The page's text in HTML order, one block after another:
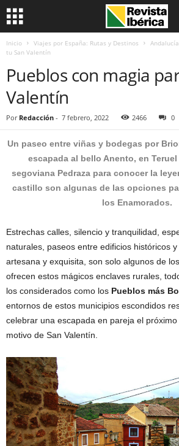
Inicio Viajes por España: Rutas y Destinos Andalucía
tu San Valentín
Pueblos con magia
Valentín
Por Redacción - 7 febrero, 2022 2466 0
Un paseo entre viñas y bodegas por
escapada al bello Anento, en
segoviana Pedraza para conocer la
castillo son algunas de las opciones
los Enamorados.
Estrechas calles, silencio y tranquilidad,
naturales, paseos entre edificios históricos
artesana y exquisita, son solo algunos de
ofrecen estos mágicos enclaves rurales,
los considerados como los Pueblos más
entornos de estos municipios escondidos
celebrar una escapada en pareja el
motivo de San Valentín.